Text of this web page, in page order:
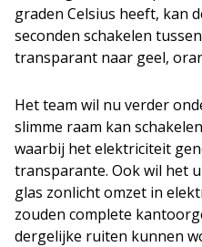
graden Celsius heeft, kan
seconden schakelen
transparant naar geel,
Het team wil nu verder
slimme raam kan
waarbij het elektriciteit
transparante. Ook wil het
glas zonlicht omzet in
zouden complete
dergelijke ruiten kunnen